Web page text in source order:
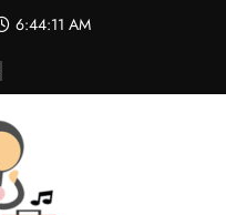
6:44:12 AM